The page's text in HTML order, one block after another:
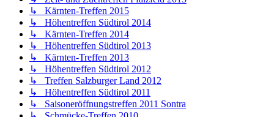
Tipps, Tricks und Erfahrungen zur Versys 650-Technik
↳ Allgemeines und FAQ zur Kawasaki Versys 650
↳ Originalauspuff der Kawasaki Versys 650
↳ Original-Fahrwerk, Bremsen, Gabel, Schwinge der
Kawasaki Versys 650
↳ Reifen für die Kawasaki Versys 650
↳ Motor, Elektrik und Leistungssteigerung der Kawasaki
Versys 650
↳ Lack, Polster, Verkleidung, Pflege der Kawasaki Versys
650